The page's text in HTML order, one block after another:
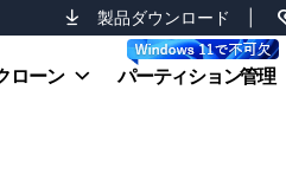
製品ダウンロード
ローン パーティション管理